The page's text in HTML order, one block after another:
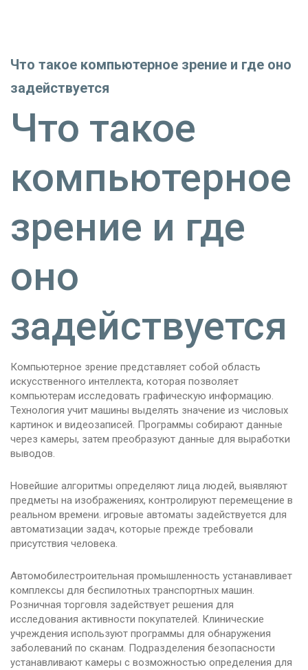
Что такое компьютерное зрение и где оно
задействуется
Что такое
компьютерное
зрение и где
оно
задействуется
Компьютерное зрение представляет собой область
искусственного интеллекта, которая позволяет
компьютерам исследовать графическую информацию.
Технология учит машины выделять значение из числовых
картинок и видеозаписей. Программы собирают данные
через камеры, затем преобразуют данные для выработки
выводов.
Новейшие алгоритмы определяют лица людей, выявляют
предметы на изображениях, контролируют перемещение в
реальном времени. игровые автоматы задействуется для
автоматизации задач, которые прежде требовали
присутствия человека.
Автомобилестроительная промышленность устанавливает
комплексы для беспилотных транспортных машин.
Розничная торговля задействует решения для
исследования активности покупателей. Клинические
учреждения используют программы для обнаружения
заболеваний по сканам. Подразделения безопасности
устанавливают камеры с возможностью определения для